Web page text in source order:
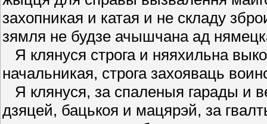
захопникая и катая и не складу
зямля не будзе ачышчана ад
Я клянуся строга и няяхильна
начальникая, строга захояваць
Я клянуся, за спаленыя гарады и
дзяцей, бацькоя и мацярэй, за